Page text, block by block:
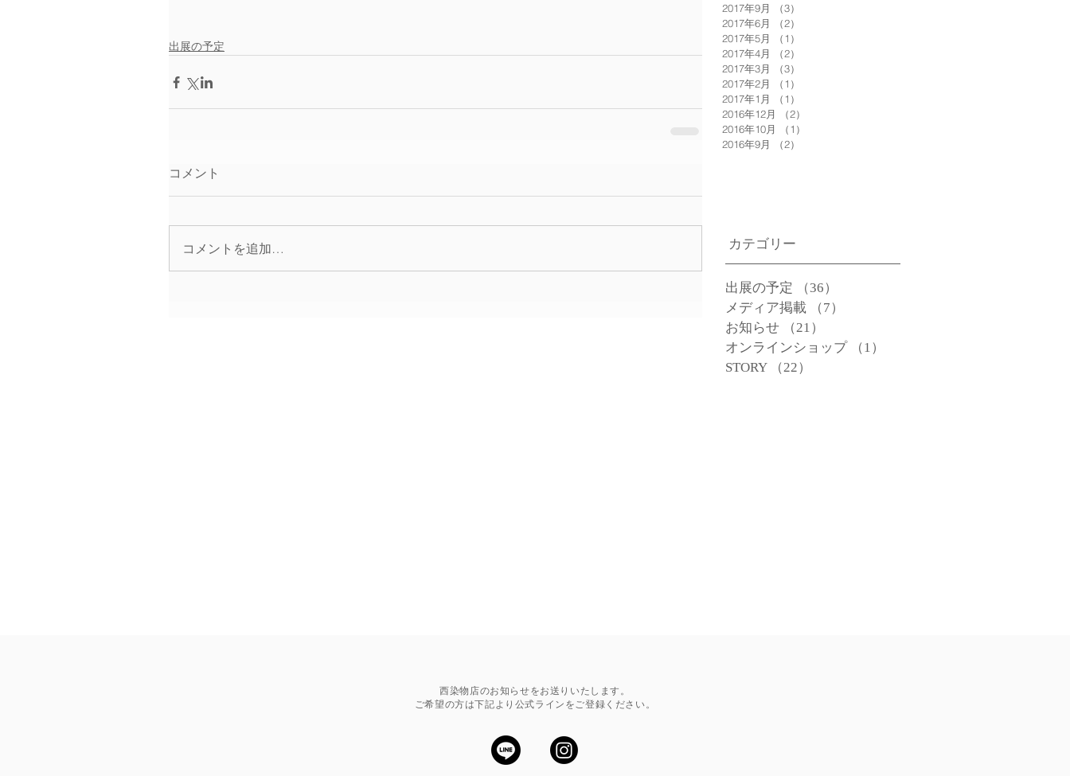
出展の予定
コメント
コメントを追加…
2017年9月
（3）
2017年6月
（2）
2017年5月
（1）
2017年4月
（2）
2017年3月
（3）
2017年2月
（1）
2017年1月
（1）
2016年12月
（2）
2016年10月
（1）
2016年9月
（2）
カテゴリー
出展の予定 （36）
メディア掲載
（7）
お知らせ
（21）
オンラインショップ
（1）
STORY
（22）
西染物店のお知らせをお送りいたします。
ご希望の方は下記より公式ラインをご登録ください。